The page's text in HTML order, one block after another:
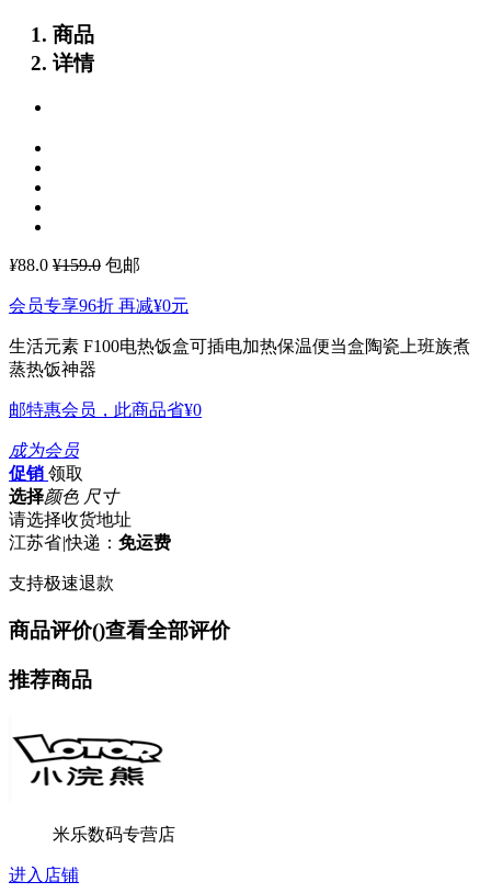
商品
详情
¥88.0 ¥159.0 包邮
会员专享96折 再减¥0元
生活元素 F100电热饭盒可插电加热保温便当盒陶瓷上班族煮
蒸热饭神器
邮特惠会员，此商品省¥0
成为会员
促销 领取
选择颜色 尺寸
请选择收货地址
江苏省|快递： 免运费
支持极速退款
商品评价()查看全部评价
推荐商品
米乐数码专营店
进入店铺